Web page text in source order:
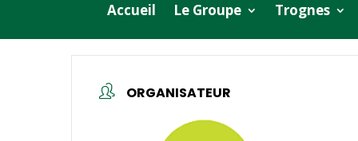
Accueil Le Groupe Trognes
ORGANISATEUR